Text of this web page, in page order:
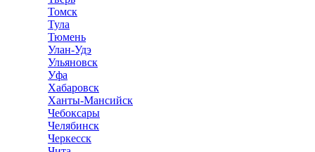
Томск
Тула
Тюмень
Улан-Удэ
Ульяновск
Уфа
Хабаровск
Ханты-Мансийск
Чебоксары
Челябинск
Черкесск